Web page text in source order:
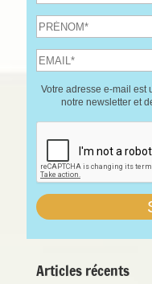
Votre adresse e-mail est
notre newsletter et
Articles récents